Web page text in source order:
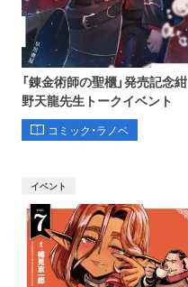
「錬金術師の聖櫃」発売記念紺
野天龍先生トークイベント
コミック・ラノベ
イベント